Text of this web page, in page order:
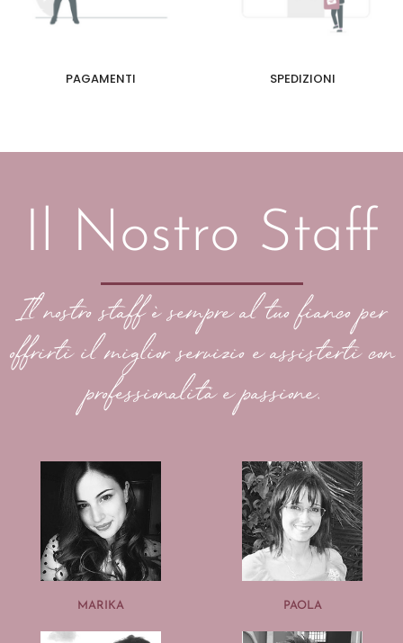
PAGAMENTI SPEDIZIONI
Il Nostro Staff
Il nostro staff è sempre al tuo fianco per
offrirti il miglior servizio e assisterti con
professionalità e passione.
MARIKA PAOLA